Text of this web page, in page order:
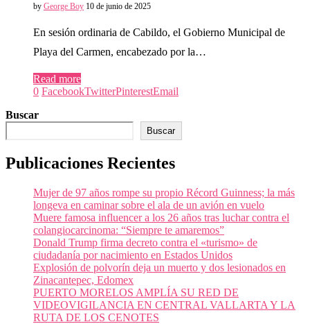
by George Boy 10 de junio de 2025
En sesión ordinaria de Cabildo, el Gobierno Municipal de
Playa del Carmen, encabezado por la…
Read more
0 FacebookTwitterPinterestEmail
Buscar
Buscar
Publicaciones Recientes
Mujer de 97 años rompe su propio Récord Guinness; la más
longeva en caminar sobre el ala de un avión en vuelo
Muere famosa influencer a los 26 años tras luchar contra el
colangiocarcinoma: “Siempre te amaremos”
Donald Trump firma decreto contra el «turismo» de
ciudadanía por nacimiento en Estados Unidos
Explosión de polvorín deja un muerto y dos lesionados en
Zinacantepec, Edomex
PUERTO MORELOS AMPLÍA SU RED DE
VIDEOVIGILANCIA EN CENTRAL VALLARTA Y LA
RUTA DE LOS CENOTES